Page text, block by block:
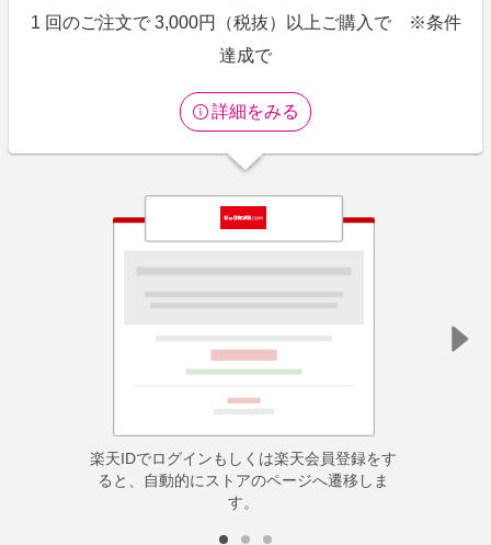
Samsung ボーナスキャンペーン
1 回のご注文で 3,000円（税抜）以上ご購入で ※条件
達成で
詳細をみる
楽天IDでログインもしくは楽天会員登録をす
ると、自動的にストアのページへ遷移しま
す。